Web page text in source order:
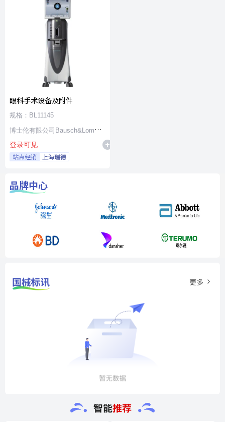
眼科手术设备及附件
规格：BL11145
博士伦有限公司Bausch&Lomb
Incorporated
登录可见
站点经销 上海瑞德
品牌中心